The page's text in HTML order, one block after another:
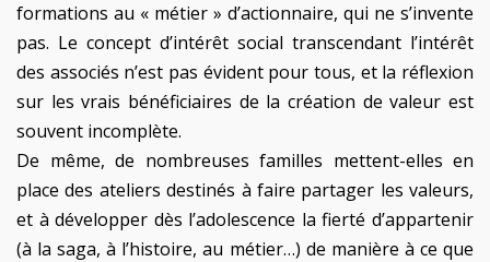
formations au « métier » d’actionnaire, qui ne s’invente
pas. Le concept d’intérêt social transcendant l’intérêt
des associés n’est pas évident pour tous, et la réflexion
sur les vrais bénéficiaires de la création de valeur est
souvent incomplète.
De même, de nombreuses familles mettent-elles en
place des ateliers destinés à faire partager les valeurs,
et à développer dès l’adolescence la fierté d’appartenir
(à la saga, à l’histoire, au métier…) de manière à ce que